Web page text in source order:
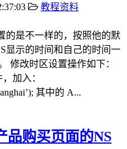
教程资料
的是不一样的，按照他的默
显示的时间和自己的时间一
修改时区设置操作如下：
加入：
其中的 A...
品购买页面的NS